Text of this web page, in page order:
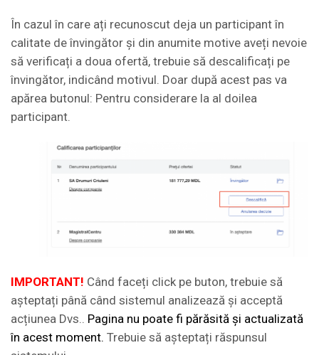
În cazul în care ați recunoscut deja un participant în
calitate de învingător și din anumite motive aveți nevoie
să verificați a doua ofertă, trebuie să descalificați pe
învingător, indicând motivul. Doar după acest pas va
apărea butonul: Pentru considerare la al doilea
participant.
IMPORTANT! Când faceți click pe buton, trebuie să
așteptați până când sistemul analizează și acceptă
acțiunea Dvs.. Pagina nu poate fi părăsită și actualizată
în acest moment. Trebuie să așteptați răspunsul